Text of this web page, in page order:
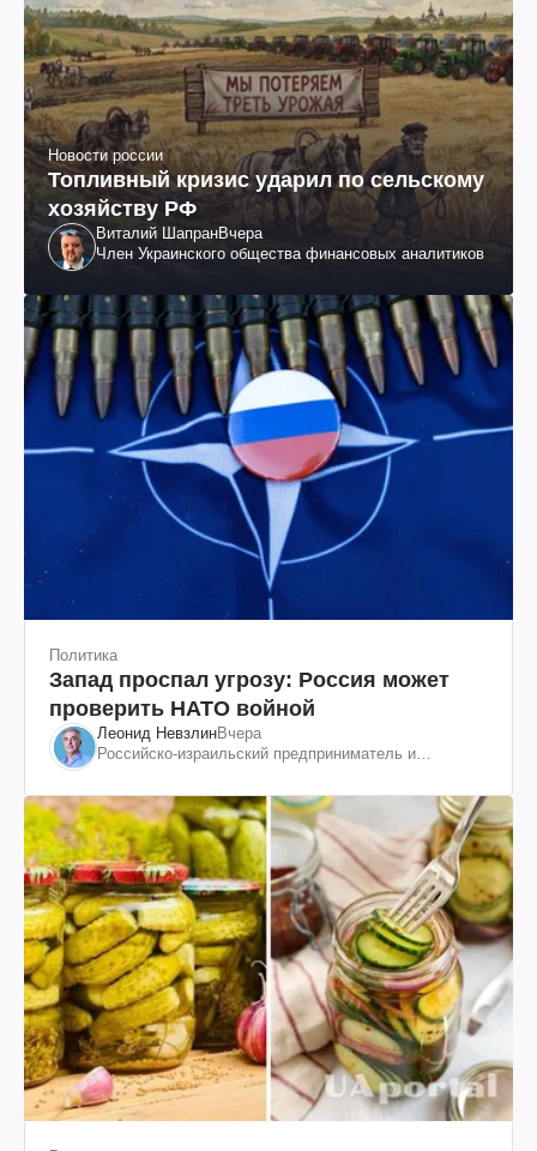
Новости россии
Топливный кризис ударил по сельскому
хозяйству РФ
Виталий ШапранВчера
Член Украинского общества финансовых аналитиков
Политика
Запад проспал угрозу: Россия может
проверить НАТО войной
Леонид НевзлинВчера
Российско-израильский предприниматель и
"ЮКОСа"